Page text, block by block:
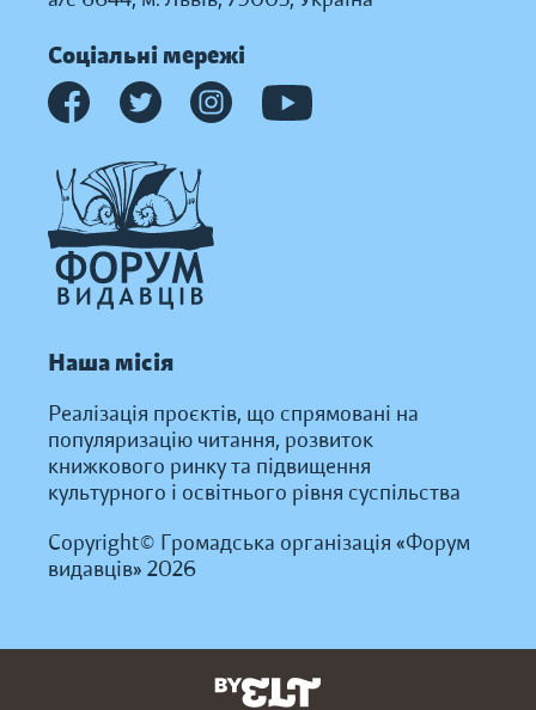
Соціальні мережі
Наша місія
Реалізація проєктів, що спрямовані на
популяризацію читання, розвиток
книжкового ринку та підвищення
культурного і освітнього рівня суспільства
Copyright© Громадська організація «Форум
видавців» 2026